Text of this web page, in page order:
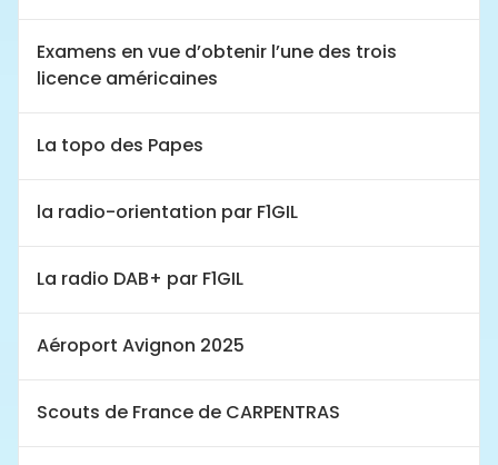
Examens en vue d’obtenir l’une des trois
licence américaines
La topo des Papes
la radio-orientation par F1GIL
La radio DAB+ par F1GIL
Aéroport Avignon 2025
Scouts de France de CARPENTRAS